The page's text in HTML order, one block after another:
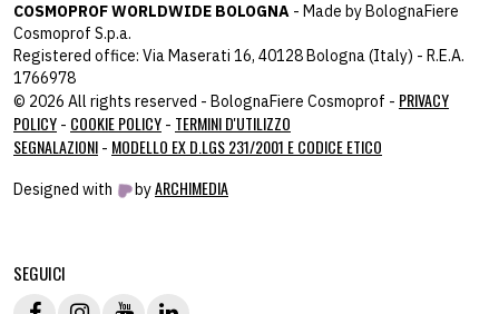
COSMOPROF WORLDWIDE BOLOGNA - Made by BolognaFiere
Cosmoprof S.p.a.
Registered office: Via Maserati 16, 40128 Bologna (Italy) - R.E.A.
1766978
© 2026 All rights reserved - BolognaFiere Cosmoprof - PRIVACY
POLICY - COOKIE POLICY - TERMINI D'UTILIZZO
SEGNALAZIONI - MODELLO EX D.LGS 231/2001 E CODICE ETICO
Designed with byARCHIMEDIA
SEGUICI